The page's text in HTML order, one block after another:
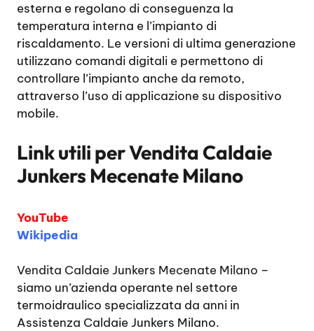
esterna e regolano di conseguenza la
temperatura interna e l’impianto di
riscaldamento. Le versioni di ultima generazione
utilizzano comandi digitali e permettono di
controllare l’impianto anche da remoto,
attraverso l’uso di applicazione su dispositivo
mobile.
Link utili perVendita Caldaie
Junkers Mecenate Milano
YouTube
Wikipedia
Vendita Caldaie Junkers Mecenate Milano –
siamo un’azienda operante nel settore
termoidraulico specializzata da anni in
Assistenza Caldaie Junkers Milano.